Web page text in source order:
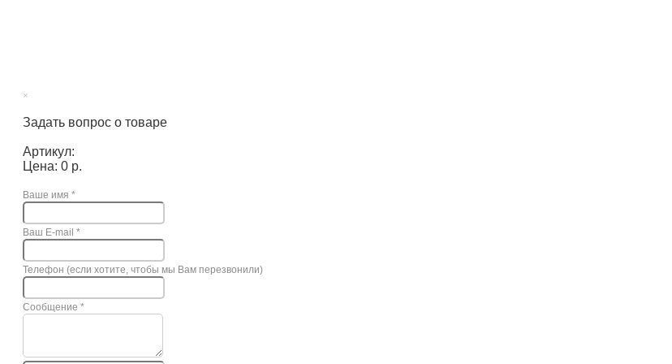
×
Задать вопрос о товаре
Артикул:
Цена: 0 р.
Ваше имя *
Ваш E-mail *
Телефон (если хотите, чтобы мы Вам перезвонили)
Сообщение *